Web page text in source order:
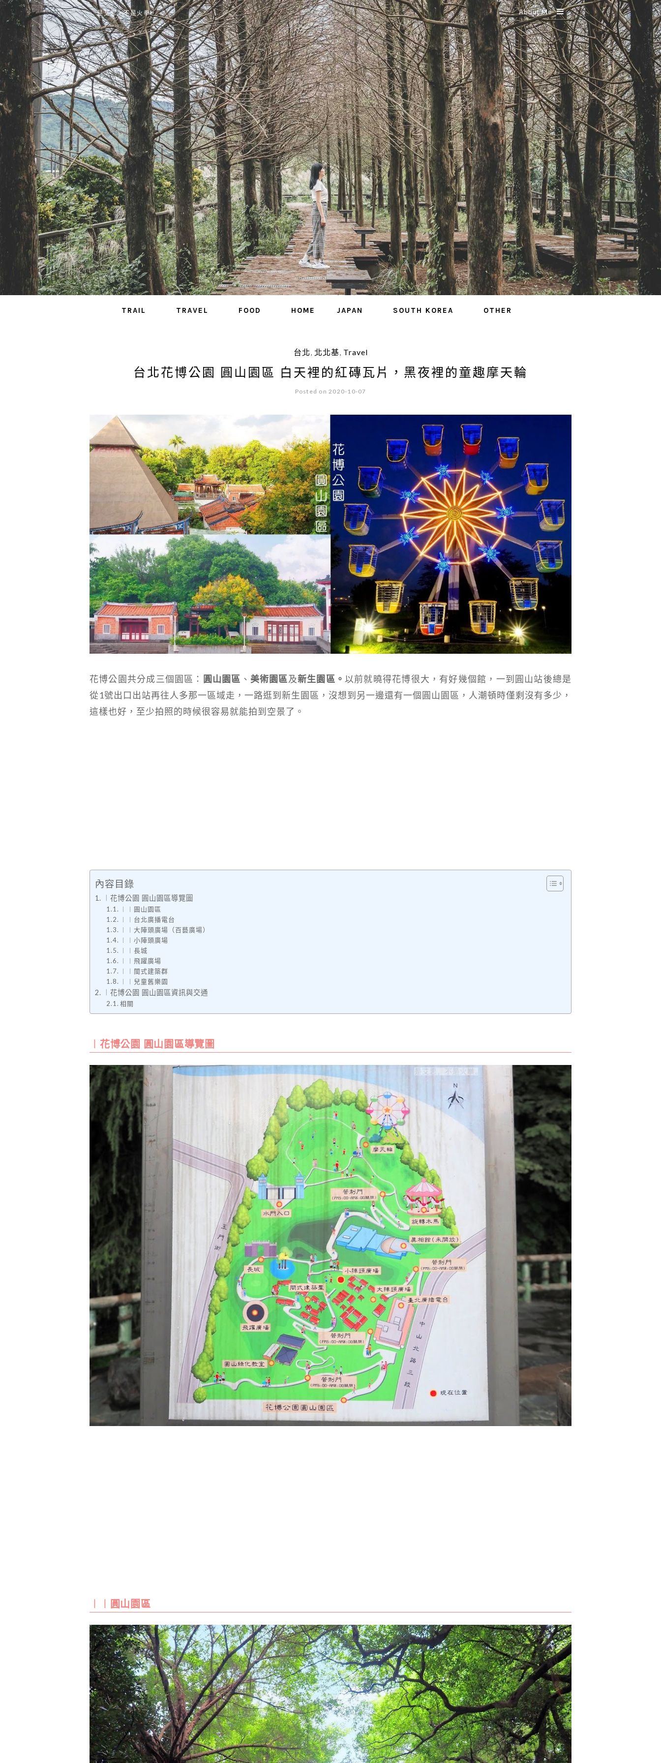
是艾思，不是火拳。 About Me
TRAIL TRAVEL FOOD HOME JAPAN SOUTH KOREA OTHER
台北, 北北基, Travel
台北花博公園 圓山園區 白天裡的紅磚瓦片，黑夜裡的童趣摩天輪
Posted on 2020-10-07
花博公園共分成三個園區： 圓山園區 、 美術園區及新生園區。 以前就曉得花博很大，有好幾個館，一到圓山站後總是
從1號出口出站再往人多那一區域走，一路逛到新生園區，沒想到另一邊還有一個圓山園區，人潮頓時僅剩沒有多少，
這樣也好，至少拍照的時候很容易就能拍到空景了。
內容目錄
︱花博公園 圓山園區導覽圖
︱︱圓山園區
︱︱台北廣播電台
︱︱大陣頭廣場（百藝廣場）
︱︱小陣頭廣場
︱︱長城
︱︱飛躍廣場
︱︱閩式建築群
︱︱兒童舊樂園
︱花博公園 圓山園區資訊與交通
相關
︱花博公園 圓山園區導覽圖
︱︱圓山園區